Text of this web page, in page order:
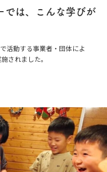
では、こんな学びが
活動する事業者・団体によ
されました。